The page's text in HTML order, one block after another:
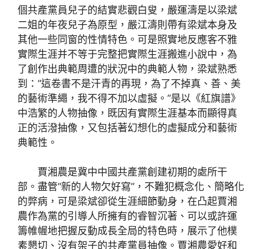
個共產黨員兒子的結實悲觀白叟，嚴運濤是以梁斌
二姐的年夜兒子為原型，嚴江濤則帶有梁斌本身及
其他一些同窗的性情特色。可是照實地反應客不雅
實際生涯并不等于完整把實際生涯搬進小說中，為
了創作出典範周遭的狀況中的典範人物，梁斌熟悉
到：“這卷書不是汗青的再現，為了不掉真、善、美
的藝術準繩，我不得不加以虛擬。”是以《紅旗譜》
中浩繁的人物抽像，既因有實際生涯基本而顯得真
正的活潑抽像，又包括著幻想化的虛擬成分和藝術
典範性。
賈湘農是冀中中國共產黨創建初期的處所干
部。盡管“新的人物欠好寫”，不難犯概念化、簡略化
的弊病，可是梁斌卻從生涯細節動身，在凸起賈湘
農作為黨的引導人所擁有的睿智沉著、可以或許運
籌帷幄地把握反動成長全局的特色時，展示了他樸
素懇切、沒有架子的共產黨員抽像。賈湘農愛好和